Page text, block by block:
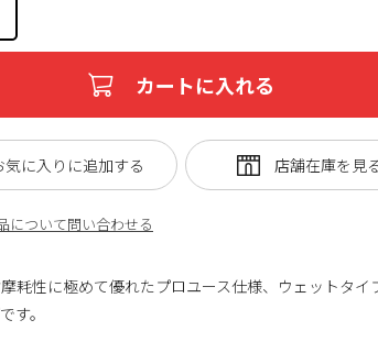
カートに入れる
について問い合わせる
気に入りに追加する
耗性に極めて優れたプロユース仕様、ウェットタイ
す。